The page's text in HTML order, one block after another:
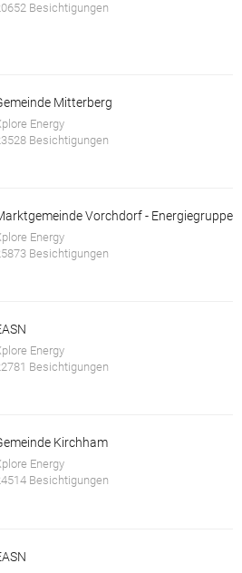
Besichtigungen
Mitterberg
Energy
Besichtigungen
Vorchdorf - Energiegruppe
Energy
Besichtigungen
Energy
Besichtigungen
Kirchham
Energy
Besichtigungen